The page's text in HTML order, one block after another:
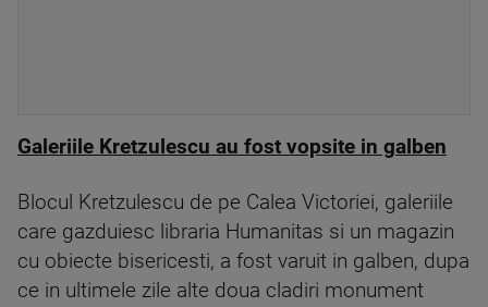
Galeriile Kretzulescu au fost vopsite in galben
Blocul Kretzulescu de pe Calea Victoriei, galeriile
care gazduiesc libraria Humanitas si un magazin
cu obiecte bisericesti, a fost varuit in galben, dupa
ce in ultimele zile alte doua cladiri monument